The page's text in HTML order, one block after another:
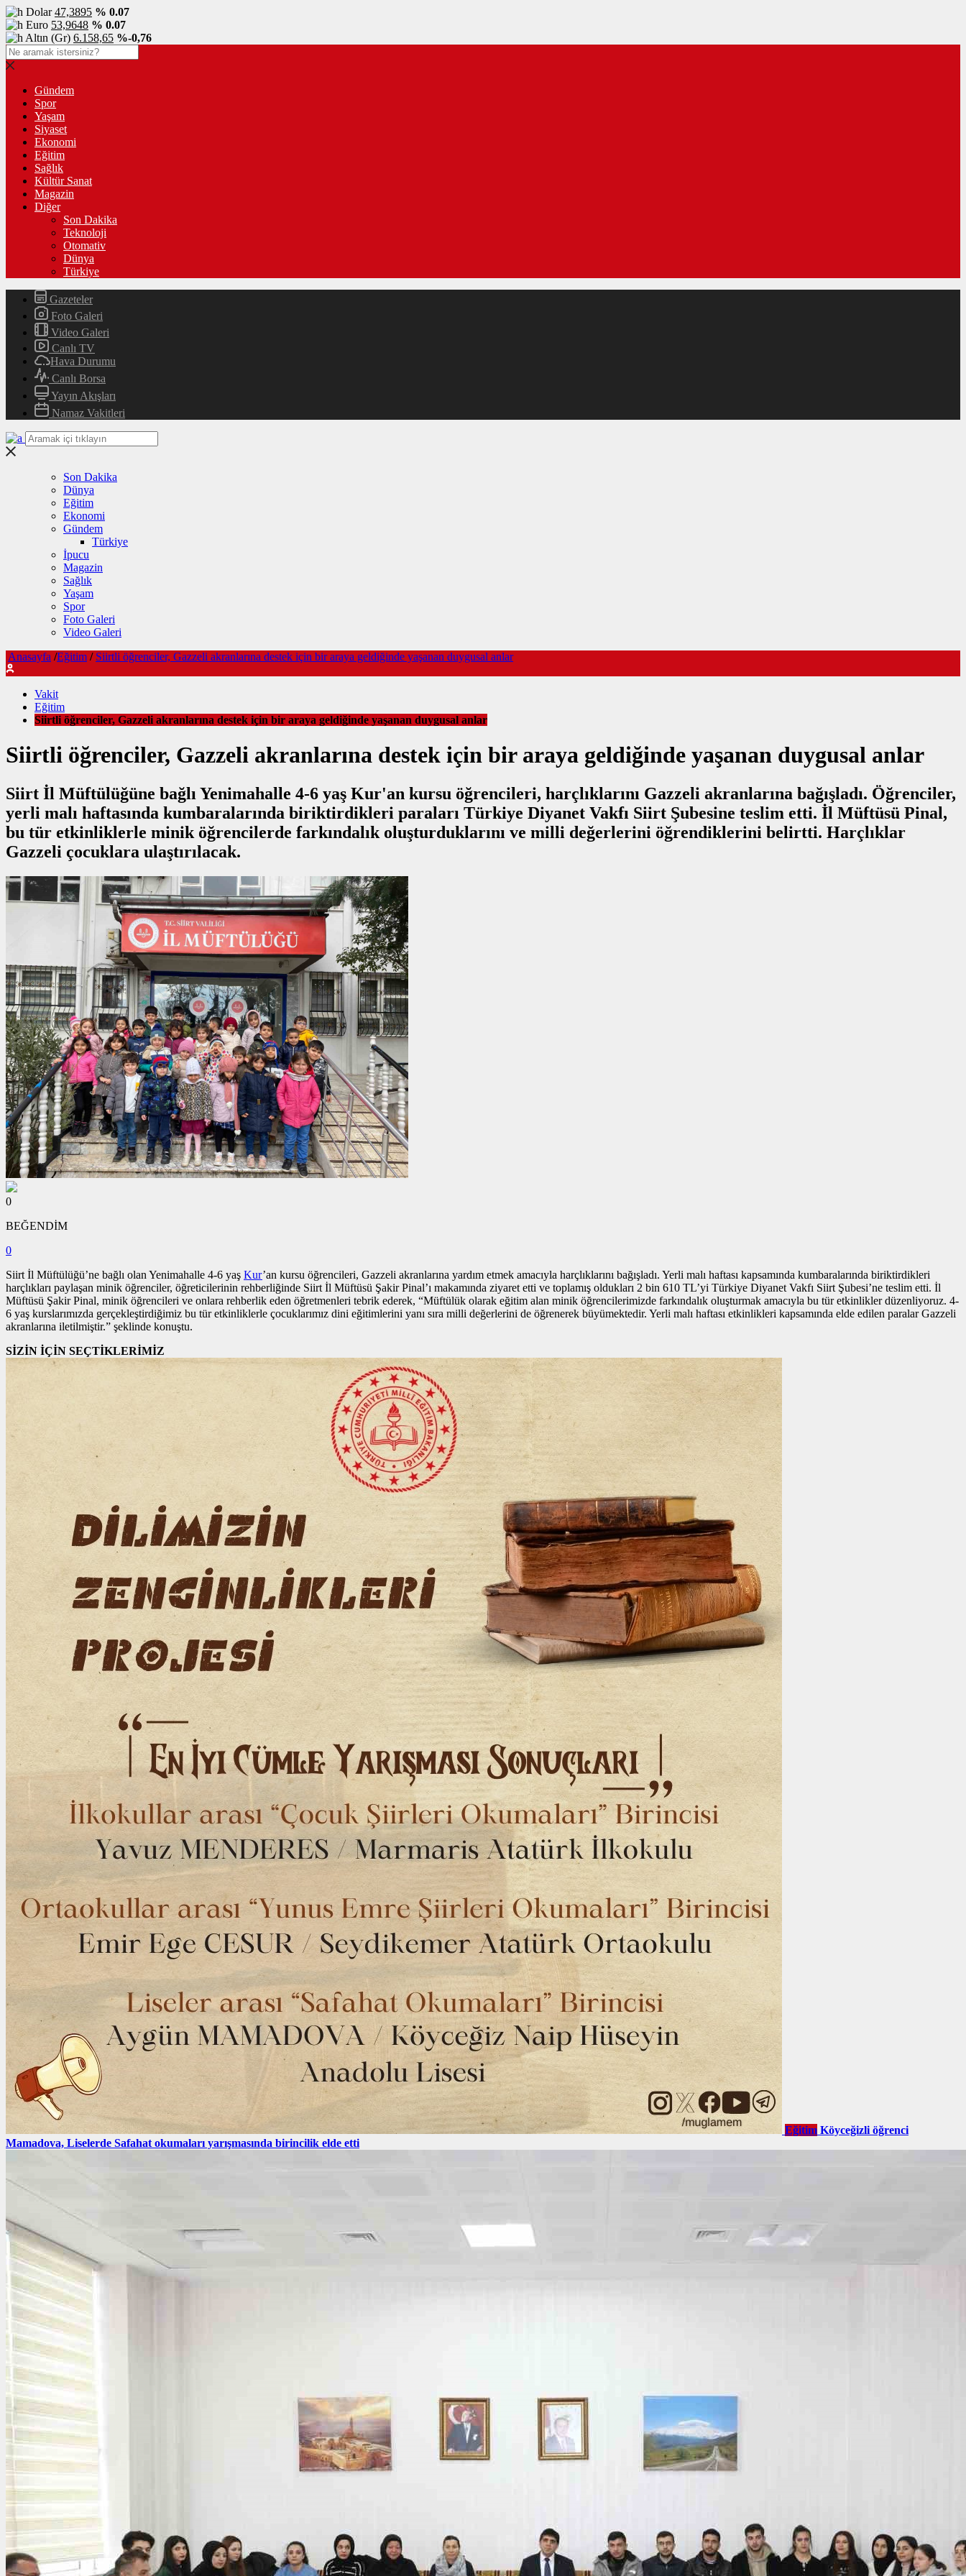
Dolar47,3895 % 0.07
Euro 53,9648 % 0.07
Altın (Gr) 6.158,65 %-0,76
Gündem
Spor
Yaşam
Siyaset
Ekonomi
Eğitim
Sağlık
Kültür Sanat
Magazin
Diğer
Son Dakika
Teknoloji
Otomativ
Dünya
Türkiye
Gazeteler
Foto Galeri
Video Galeri
Canlı TV
Hava Durumu
Canlı Borsa
Yayın Akışları
Namaz Vakitleri
Son Dakika
Dünya
Eğitim
Ekonomi
Gündem
Türkiye
İpucu
Magazin
Sağlık
Yaşam
Spor
Foto Galeri
Video Galeri
Anasayfa /Eğitim / Siirtli öğrenciler, Gazzeli akranlarına destek için bir araya geldiğinde yaşanan duygusal anlar
Vakit
Eğitim
Siirtli öğrenciler, Gazzeli akranlarına destek için bir araya geldiğinde yaşanan duygusal anlar
Siirtli öğrenciler, Gazzeli akranlarına destek için bir araya geldiğinde yaşanan duygusal anlar
Siirt İl Müftülüğüne bağlı Yenimahalle 4-6 yaş Kur'an kursu öğrencileri, harçlıklarını Gazzeli akranlarına bağışladı. Öğrenciler,
yerli malı haftasında kumbaralarında biriktirdikleri paraları Türkiye Diyanet Vakfı Siirt Şubesine teslim etti. İl Müftüsü Pinal,
bu tür etkinliklerle minik öğrencilerde farkındalık oluşturduklarını ve milli değerlerini öğrendiklerini belirtti. Harçlıklar
Gazzeli çocuklara ulaştırılacak.
0
BEĞENDİM
0
Siirt İl Müftülüğü’ne bağlı olan Yenimahalle 4-6 yaş Kur’an kursu öğrencileri, Gazzeli akranlarına yardım etmek amacıyla harçlıklarını bağışladı. Yerli malı haftası kapsamında kumbaralarında biriktirdikleri
harçlıkları paylaşan minik öğrenciler, öğreticilerinin rehberliğinde Siirt İl Müftüsü Şakir Pinal’ı makamında ziyaret etti ve toplamış oldukları 2 bin 610 TL’yi Türkiye Diyanet Vakfı Siirt Şubesi’ne teslim etti. İl
Müftüsü Şakir Pinal, minik öğrencileri ve onlara rehberlik eden öğretmenleri tebrik ederek, “Müftülük olarak eğitim alan minik öğrencilerimizde farkındalık oluşturmak amacıyla bu tür etkinlikler düzenliyoruz. 4-
6 yaş kurslarımızda gerçekleştirdiğimiz bu tür etkinliklerle çocuklarımız dini eğitimlerini yanı sıra milli değerlerini de öğrenerek büyümektedir. Yerli malı haftası etkinlikleri kapsamında elde edilen paralar Gazzeli
akranlarına iletilmiştir.” şeklinde konuştu.
SİZİN İÇİN SEÇTİKLERİMİZ
Eğitim Köyceğizli öğrenci
Mamadova, Liselerde Safahat okumaları yarışmasında birincilik elde etti